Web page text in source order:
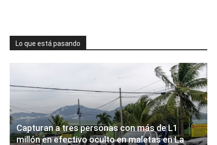
Lo que está pasando
Capturan a tres personas con más de L1
millón en efectivo oculto en maletas en La